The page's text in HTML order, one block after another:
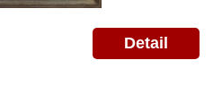
Detail